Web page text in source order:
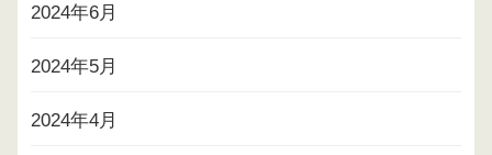
2024年6月
2024年5月
2024年4月